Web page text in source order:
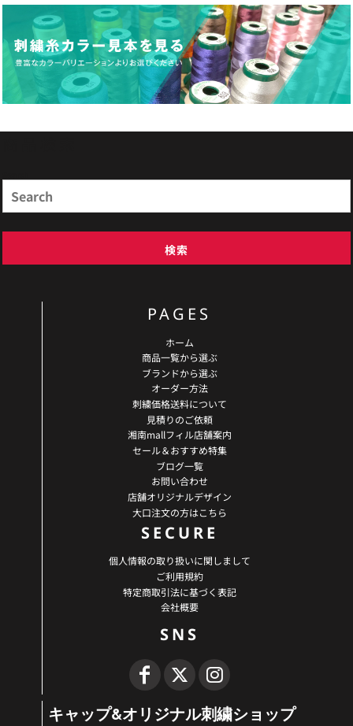
検索
PAGES
ホーム
商品一覧から選ぶ
ブランドから選ぶ
オーダー方法
刺繍価格送料について
見積りのご依頼
湘南mallフィル店舗案内
セール＆おすすめ特集
ブログ一覧
お問い合わせ
店舗オリジナルデザイン
大口注文の方はこちら
SECURE
個人情報の取り扱いに関しまして
ご利用規約
特定商取引法に基づく表記
会社概要
SNS
キャップ&オリジナル刺繍ショップ